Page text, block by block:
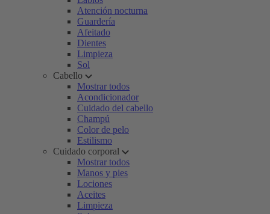
Atención nocturna
Guardería
Afeitado
Dientes
Limpieza
Sol
Cabello
Mostrar todos
Acondicionador
Cuidado del cabello
Champú
Color de pelo
Estilismo
Cuidado corporal
Mostrar todos
Manos y pies
Lociones
Aceites
Limpieza